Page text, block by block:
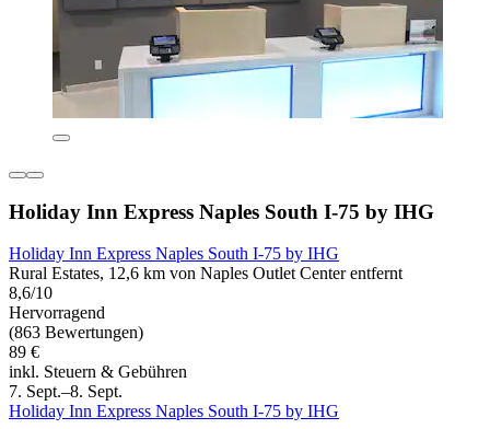
Holiday Inn Express Naples South I-75 by IHG
Holiday Inn Express Naples South I-75 by IHG
Rural Estates, 12,6 km von Naples Outlet Center entfernt
8,6/10
Hervorragend
(863 Bewertungen)
89 €
inkl. Steuern & Gebühren
7. Sept.–8. Sept.
Holiday Inn Express Naples South I-75 by IHG